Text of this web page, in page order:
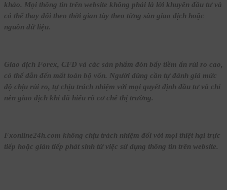
【17】Crypto CFD trong Forex là gì?
【18】Nên giao dịch bao nhiêu sản
phẩm là hợp lý? Hiểu đúng để tránh
phân tán và quá tải
Forex A-Z
biến động giá trong Forex
Forex A-Z
khảo. Mọi thông tin trên website không phải là lời khuyên đầu tư và
có thể thay đổi theo thời gian tùy theo từng sàn giao dịch hoặc
nguồn dữ liệu.
Giao dịch Forex, CFD và các sản phẩm đòn bẩy tiềm ẩn rủi ro cao,
có thể dẫn đến mất toàn bộ vốn. Người dùng cần tự đánh giá mức
độ chịu rủi ro, tự chịu trách nhiệm với mọi quyết định đầu tư và chỉ
nên giao dịch khi đã hiểu rõ cơ chế thị trường.
Fxonline24h.com không chịu trách nhiệm đối với mọi thiệt hại trực
tiếp hoặc gián tiếp phát sinh từ việc sử dụng thông tin trên website.